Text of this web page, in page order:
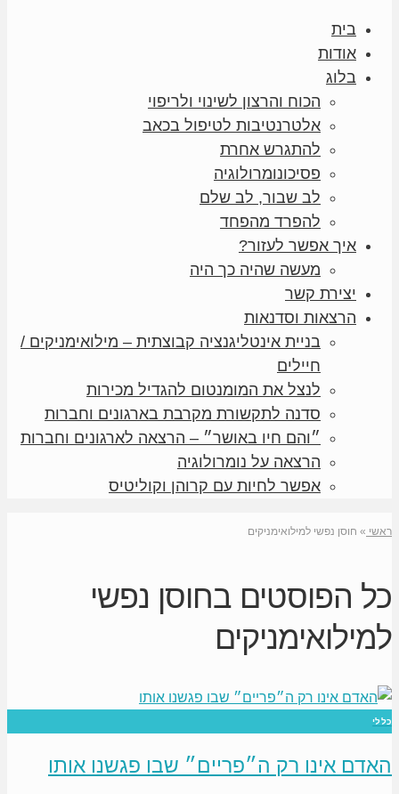
בית
אודות
בלוג
הכוח והרצון לשינוי ולריפוי
אלטרנטיבות לטיפול בכאב
להתגרש אחרת
פסיכונומרולוגיה
לב שבור, לב שלם
להפרד מהפחד
איך אפשר לעזור?
מעשה שהיה כך היה
יצירת קשר
הרצאות וסדנאות
בניית אינטליגנציה קבוצתית – מילואימניקים /
חיילים
לנצל את המומנטום להגדיל מכירות
סדנה לתקשורת מקרבת בארגונים וחברות
״והם חיו באושר״ – הרצאה לארגונים וחברות
הרצאה על נומרולוגיה
אפשר לחיות עם קרוהן וקוליטיס
ראשי » חוסן נפשי למילואימניקים
כל הפוסטים בחוסן נפשי
למילואימניקים
כללי
האדם אינו רק ה״פריים״ שבו פגשנו אותו